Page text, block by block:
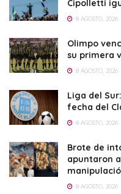
Cipolletti
8 AGOSTO, 2026
Olimpo
su primera
8 AGOSTO, 2026
Liga del
fecha del
8 AGOSTO, 2026
Brote de
apuntaron
8 AGOSTO, 2026